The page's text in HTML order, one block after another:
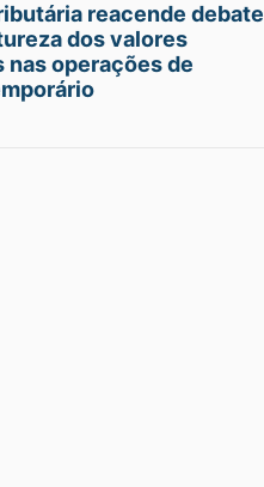
reacende debate
dos valores
operações de